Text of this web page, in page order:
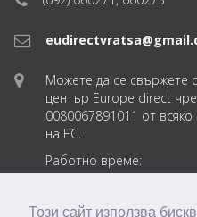
Този сайт използва
Можете да се свържете
център Europe direct
0080067891011 от
на ЕС.
Работно време:
понеделник-петък